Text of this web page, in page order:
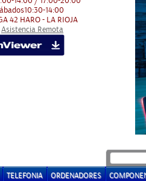
10:30-14:00
42 HARO - LA RIOJA
Asistencia Remota
TELEFONIA ORDENADORES